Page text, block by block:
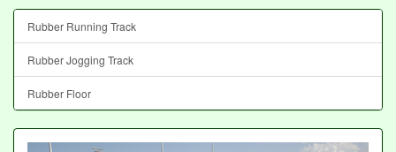
Rubber Running Track
Rubber Jogging Track
Rubber Floor